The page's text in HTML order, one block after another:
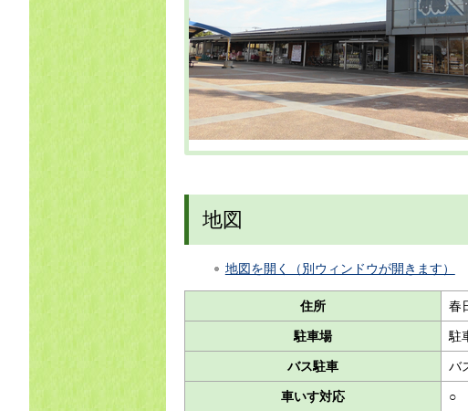
地図
地図を開く（別ウィンドウが開きます）
住所 春
駐車場 駐
バス駐車 バ
車いす対応 ○